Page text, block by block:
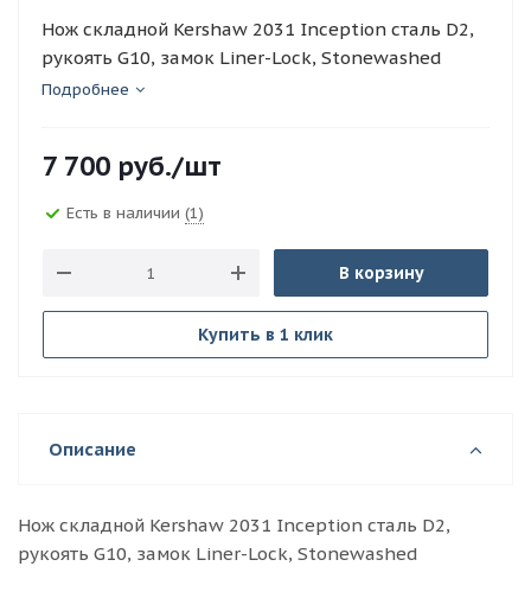
Нож складной Kershaw 2031 Inception сталь D2,
рукоять G10, замок Liner-Lock, Stonewashed
Подробнее
7 700 руб./шт
Есть в наличии (1)
В корзину
Купить в 1 клик
Описание
Нож складной Kershaw 2031 Inception сталь D2,
рукоять G10, замок Liner-Lock, Stonewashed